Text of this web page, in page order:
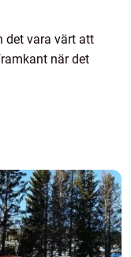
det vara värt att
när det